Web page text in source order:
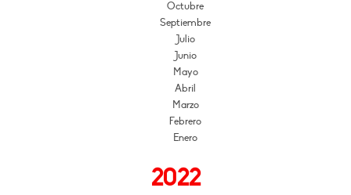
Octubre
Septiembre
Julio
Junio
Mayo
Abril
Marzo
Febrero
Enero
2022